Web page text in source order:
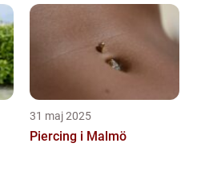
31 maj 2025
Piercing i Malmö